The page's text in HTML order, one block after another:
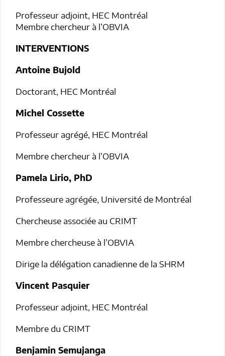
Professeur adjoint, HEC Montréal
Membre chercheur à l’OBVIA
INTERVENTIONS
Antoine Bujold
Doctorant, HEC Montréal
Michel Cossette
Professeur agrégé, HEC Montréal
Membre chercheur à l’OBVIA
Pamela Lirio, PhD
Professeure agrégée, Université de Montréal
Chercheuse associée au CRIMT
Membre chercheuse à l’OBVIA
Dirige la délégation canadienne de la SHRM
Vincent Pasquier
Professeur adjoint, HEC Montréal
Membre du CRIMT
Benjamin Semujanga